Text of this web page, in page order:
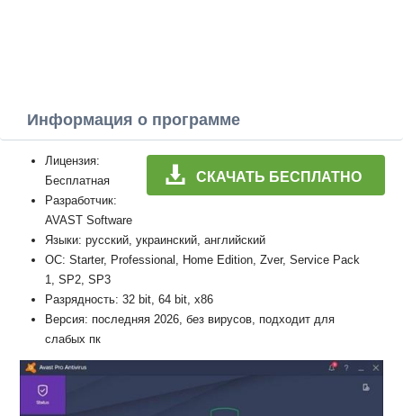
Информация о программе
СКАЧАТЬ БЕСПЛАТНО
Лицензия:
Бесплатная
Разработчик:
AVAST Software
Языки: русский, украинский, английский
ОС: Starter, Professional, Home Edition, Zver, Service Pack
1, SP2, SP3
Разрядность: 32 bit, 64 bit, x86
Версия: последняя 2026, без вирусов, подходит для
слабых пк